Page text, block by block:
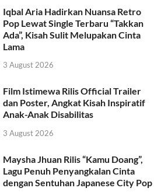
Iqbal Aria Hadirkan Nuansa Retro
Pop Lewat Single Terbaru “Takkan
Ada”, Kisah Sulit Melupakan Cinta
Lama
3 August 2026
Film Istimewa Rilis Official Trailer
dan Poster, Angkat Kisah Inspiratif
Anak-Anak Disabilitas
3 August 2026
Maysha Jhuan Rilis “Kamu Doang”,
Lagu Penuh Penyangkalan Cinta
dengan Sentuhan Japanese City Pop